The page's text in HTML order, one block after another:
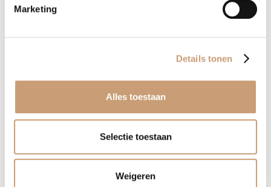
Marketing
Details tonen
Alles toestaan
Selectie toestaan
Weigeren